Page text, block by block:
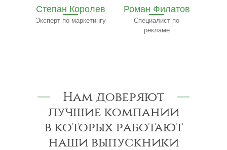
Роман Филатов
Специалист по
Павел
Трофимов
Эксперт-консультант
Нам доверяют
лучшие компании
в которых работают
наши выпускники